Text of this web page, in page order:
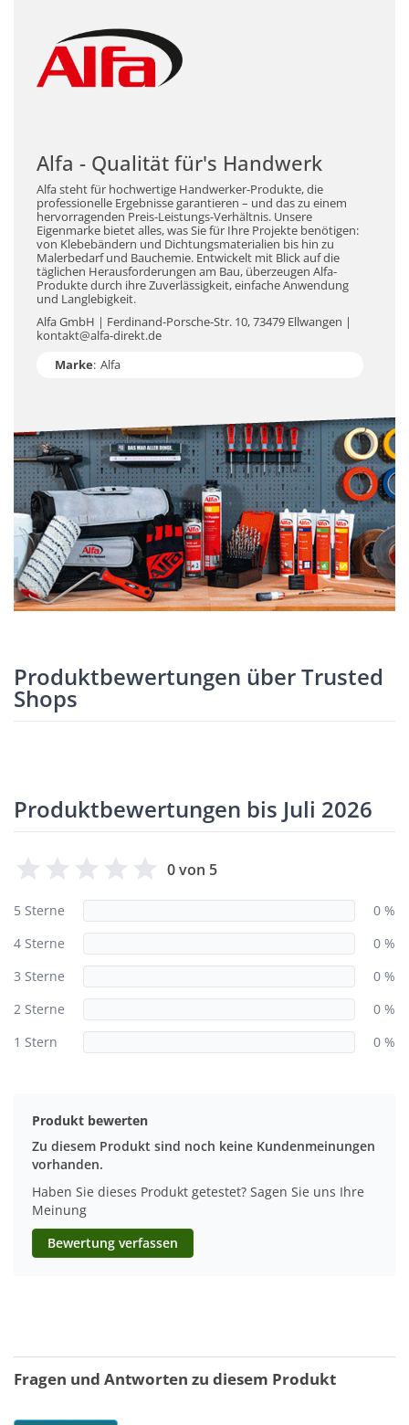
Alfa - Qualität für's Handwerk
Alfa steht für hochwertige Handwerker-Produkte, die
professionelle Ergebnisse garantieren – und das zu einem
hervorragenden Preis-Leistungs-Verhältnis. Unsere
Eigenmarke bietet alles, was Sie für Ihre Projekte benötigen:
von Klebebändern und Dichtungsmaterialien bis hin zu
Malerbedarf und Bauchemie. Entwickelt mit Blick auf die
täglichen Herausforderungen am Bau, überzeugen Alfa-
Produkte durch ihre Zuverlässigkeit, einfache Anwendung
und Langlebigkeit.
Alfa GmbH | Ferdinand-Porsche-Str. 10, 73479 Ellwangen |
kontakt@alfa-direkt.de
Marke: Alfa
Produktbewertungen über Trusted
Shops
Produktbewertungen bis Juli 2026
0 von 5
5 Sterne
0 %
4 Sterne
0 %
3 Sterne
0 %
2 Sterne
0 %
1 Stern
0 %
Produkt bewerten
Zu diesem Produkt sind noch keine Kundenmeinungen
vorhanden.
Haben Sie dieses Produkt getestet? Sagen Sie uns Ihre
Meinung
Bewertung verfassen
Fragen und Antworten zu diesem Produkt